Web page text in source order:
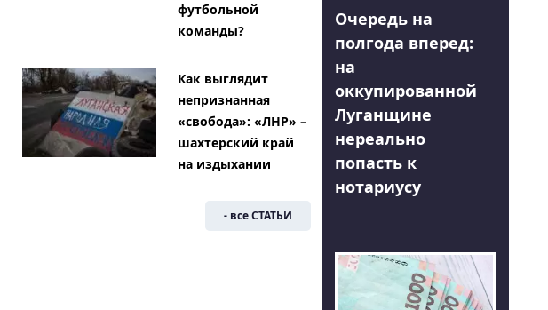
футбольной
команды?
Как выглядит
непризнанная
«свобода»: «ЛНР» –
шахтерский край
на издыхании
- все СТАТЬИ
Очередь на
полгода вперед:
на
оккупированной
Луганщине
нереально
попасть к
нотариусу